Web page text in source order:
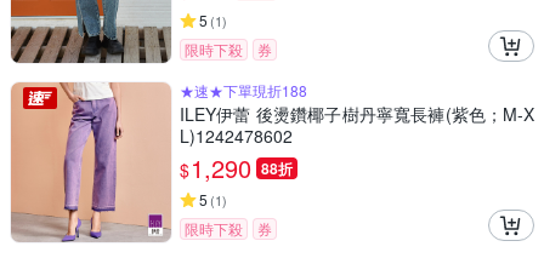
5 (1)
限時下殺
券
★速★下單現折188
ILEY伊蕾 後燙鑽椰子樹丹寧寬長褲(紫色；M-X
L)1242478602
$1,290 88折
5 (1)
限時下殺
券